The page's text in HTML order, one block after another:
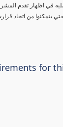
في اظهار تقدم
حتي يتمكنوا من اتخاذ
for